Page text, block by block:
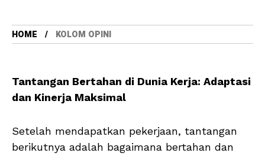
HOME KOLOM OPINI
Tantangan Bertahan di Dunia Kerja: Adaptasi
dan Kinerja Maksimal
Setelah mendapatkan pekerjaan, tantangan
berikutnya adalah bagaimana bertahan dan